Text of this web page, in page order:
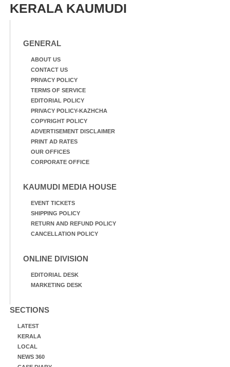
KERALA KAUMUDI
GENERAL
ABOUT US
CONTACT US
PRIVACY POLICY
TERMS OF SERVICE
EDITORIAL POLICY
PRIVACY POLICY-KAZHCHA
COPYRIGHT POLICY
ADVERTISEMENT DISCLAIMER
PRINT AD RATES
OUR OFFICES
CORPORATE OFFICE
KAUMUDI MEDIA HOUSE
EVENT TICKETS
SHIPPING POLICY
RETURN AND REFUND POLICY
CANCELLATION POLICY
ONLINE DIVISION
EDITORIAL DESK
MARKETING DESK
SECTIONS
LATEST
KERALA
LOCAL
NEWS 360